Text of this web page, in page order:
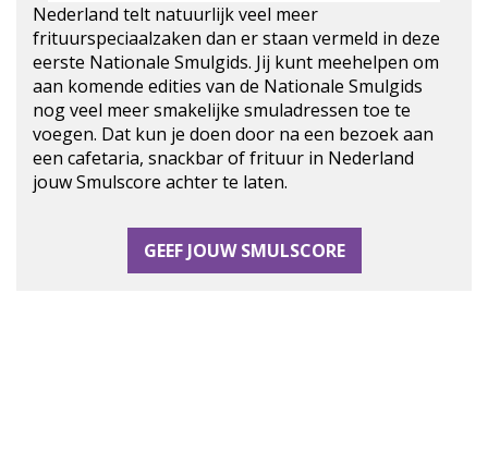
Nederland telt natuurlijk veel meer
frituurspeciaalzaken dan er staan vermeld in deze
eerste Nationale Smulgids. Jij kunt meehelpen om
aan komende edities van de Nationale Smulgids
nog veel meer smakelijke smuladressen toe te
voegen. Dat kun je doen door na een bezoek aan
een cafetaria, snackbar of frituur in Nederland
jouw Smulscore achter te laten.
GEEF JOUW SMULSCORE